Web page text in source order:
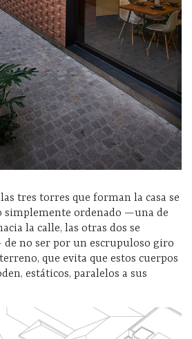
tres torres que forman la casa se
simplemente ordenado —una de
la calle, las otras dos se
no ser por un escrupuloso giro
que evita que estos cuerpos
estáticos, paralelos a sus